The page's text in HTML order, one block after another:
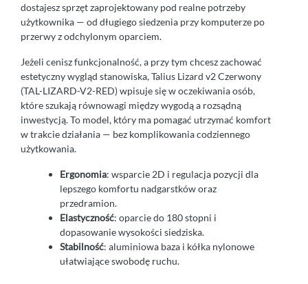
dostajesz sprzęt zaprojektowany pod realne potrzeby
użytkownika — od długiego siedzenia przy komputerze po
przerwy z odchylonym oparciem.
Jeżeli cenisz funkcjonalność, a przy tym chcesz zachować
estetyczny wygląd stanowiska, Talius Lizard v2 Czerwony
(TAL-LIZARD-V2-RED) wpisuje się w oczekiwania osób,
które szukają równowagi między wygodą a rozsądną
inwestycją. To model, który ma pomagać utrzymać komfort
w trakcie działania — bez komplikowania codziennego
użytkowania.
Ergonomia: wsparcie 2D i regulacja pozycji dla
lepszego komfortu nadgarstków oraz
przedramion.
Elastyczność: oparcie do 180 stopni i
dopasowanie wysokości siedziska.
Stabilność: aluminiowa baza i kółka nylonowe
ułatwiające swobodę ruchu.